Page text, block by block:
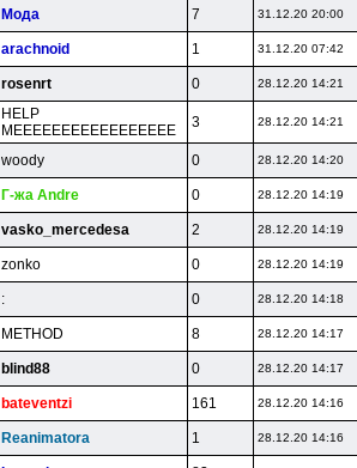
Moдa 7 31.12.20 20:00
arachnoid 1 31.12.20 07:42
rosenrt 0 28.12.20 14:21
HELP
MEEEEEEEEEEEEEEEEE
3 28.12.20 14:21
woody 0 28.12.20 14:20
Г-жa Andre 0 28.12.20 14:19
vasko_mercedesa 2 28.12.20 14:19
zonko 0 28.12.20 14:19
: 0 28.12.20 14:18
METHOD 8 28.12.20 14:17
blind88 0 28.12.20 14:17
bateventzi 161 28.12.20 14:16
Reanimatora 1 28.12.20 14:16